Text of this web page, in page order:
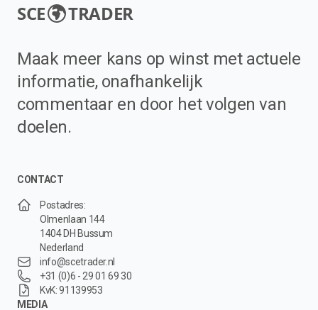
SCE TRADER
Maak meer kans op winst met actuele
informatie, onafhankelijk
commentaar en door het volgen van
doelen.
CONTACT
Postadres:
Olmenlaan 144
1404 DH Bussum
Nederland
info@scetrader.nl
+31 (0)6 - 29 01 69 30
KvK: 91139953
MEDIA